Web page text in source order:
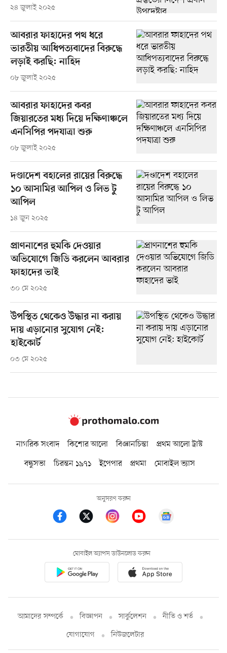
২৪ জুলাই ২০২৫
আবরার ফাহাদের পথ ধরে
ভারতীয় আধিপত্যবাদের বিরুদ্ধে
লড়াই করছি: নাহিদ
০৮ জুলাই ২০২৫
আবরার ফাহাদের কবর
জিয়ারতের মধ্য দিয়ে দক্ষিণাঞ্চলে
এনসিপির পদযাত্রা শুরু
০৮ জুলাই ২০২৫
দণ্ডাদেশ বহালের রায়ের বিরুদ্ধে
১০ আসামির আপিল ও লিভ টু
আপিল
১৪ জুন ২০২৫
প্রাণনাশের হুমকি দেওয়ার
অভিযোগে জিডি করলেন আবরার
ফাহাদের ভাই
৩০ মে ২০২৫
উপস্থিত থেকেও উদ্ধার না করায়
দায় এড়ানোর সুযোগ নেই:
হাইকোর্ট
০৩ মে ২০২৫
নাগরিক সংবাদ কিশোর আলো বিজ্ঞানচিন্তা
প্রথম আলো ট্রাস্ট
বন্ধুসভা
চিরন্তন ১৯৭১ ইপেপার প্রথমা মোবাইল ভ্যাস
অনুসরণ করুন
মোবাইল অ্যাপস ডাউনলোড করুন
আমাদের সম্পর্কে বিজ্ঞাপন সার্কুলেশন
নীতি ও শর্ত
যোগাযোগ
নিউজলেটার